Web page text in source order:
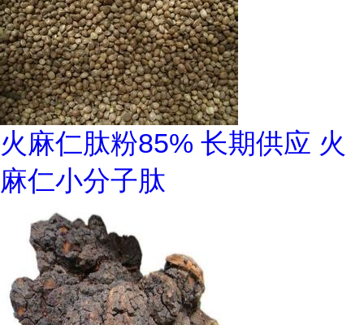
火麻仁肽粉85% 长期供应 火
麻仁小分子肽